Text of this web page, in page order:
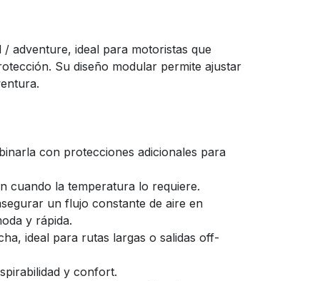
adventure, ideal para motoristas que
Su diseño modular permite ajustar
con protecciones adicionales para
cuando la temperatura lo requiere.
un flujo constante de aire en
y rápida.
ideal para rutas largas o salidas off-
y confort.